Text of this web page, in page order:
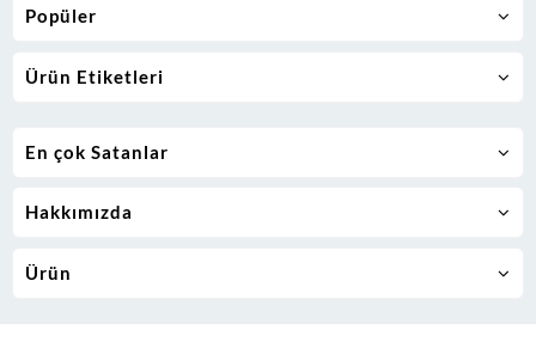
Popüler
Ürün Etiketleri
En çok Satanlar
Hakkımızda
Ürün